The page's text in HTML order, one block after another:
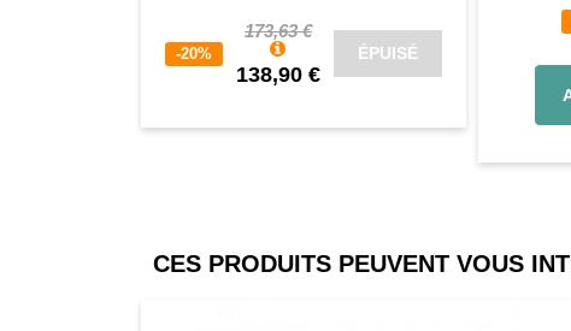
-20%
173,63 €
138,90 €
ÉPUISÉ
CES PRODUITS PEUVENT VOUS